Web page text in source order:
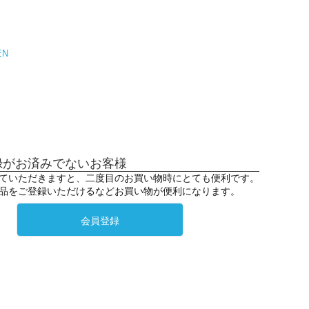
お済みでないお客様
いただきますと、二度目のお買い物時にとても便利です。
をご登録いただけるなどお買い物が便利になります。
会員登録